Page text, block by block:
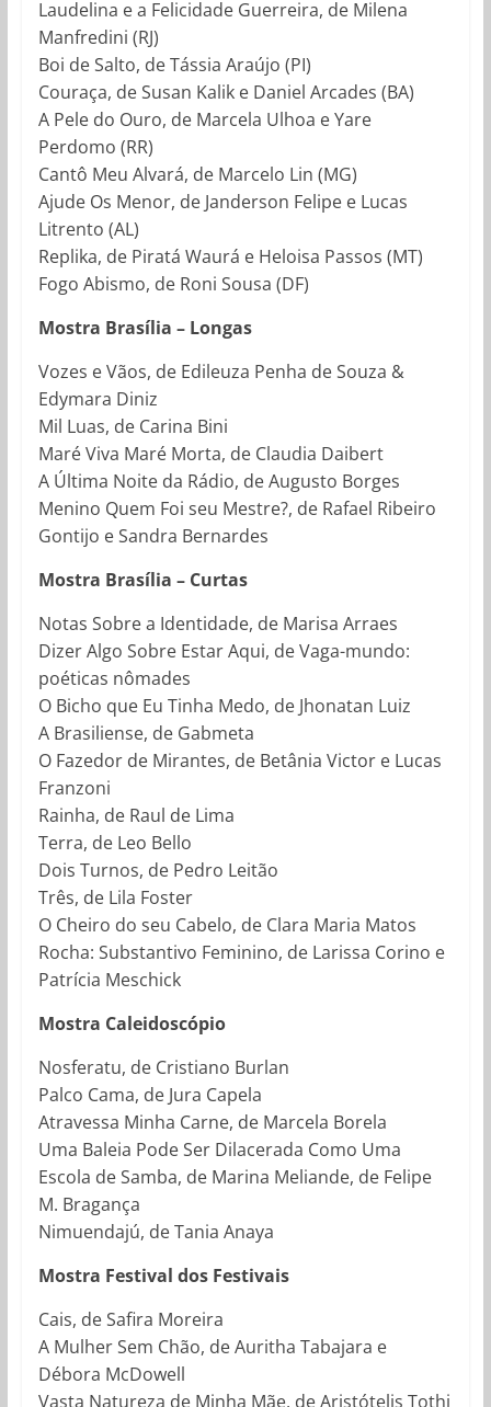
Laudelina e a Felicidade Guerreira, de Milena
Manfredini (RJ)
Boi de Salto, de Tássia Araújo (PI)
Couraça, de Susan Kalik e Daniel Arcades (BA)
A Pele do Ouro, de Marcela Ulhoa e Yare
Perdomo (RR)
Cantô Meu Alvará, de Marcelo Lin (MG)
Ajude Os Menor, de Janderson Felipe e Lucas
Litrento (AL)
Replika, de Piratá Waurá e Heloisa Passos (MT)
Fogo Abismo, de Roni Sousa (DF)
Mostra Brasília – Longas
Vozes e Vãos, de Edileuza Penha de Souza &
Edymara Diniz
Mil Luas, de Carina Bini
Maré Viva Maré Morta, de Claudia Daibert
A Última Noite da Rádio, de Augusto Borges
Menino Quem Foi seu Mestre?, de Rafael Ribeiro
Gontijo e Sandra Bernardes
Mostra Brasília – Curtas
Notas Sobre a Identidade, de Marisa Arraes
Dizer Algo Sobre Estar Aqui, de Vaga-mundo:
poéticas nômades
O Bicho que Eu Tinha Medo, de Jhonatan Luiz
A Brasiliense, de Gabmeta
O Fazedor de Mirantes, de Betânia Victor e Lucas
Franzoni
Rainha, de Raul de Lima
Terra, de Leo Bello
Dois Turnos, de Pedro Leitão
Três, de Lila Foster
O Cheiro do seu Cabelo, de Clara Maria Matos
Rocha: Substantivo Feminino, de Larissa Corino e
Patrícia Meschick
Mostra Caleidoscópio
Nosferatu, de Cristiano Burlan
Palco Cama, de Jura Capela
Atravessa Minha Carne, de Marcela Borela
Uma Baleia Pode Ser Dilacerada Como Uma
Escola de Samba, de Marina Meliande, de Felipe
M. Bragança
Nimuendajú, de Tania Anaya
Mostra Festival dos Festivais
Cais, de Safira Moreira
A Mulher Sem Chão, de Auritha Tabajara e
Débora McDowell
Vasta Natureza de Minha Mãe, de Aristótelis Tothi